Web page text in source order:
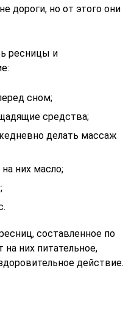
дороги, но от этого они
ресницы и
сном;
средства;
делать массаж
них масло;
составленное по
них питательное,
действие.